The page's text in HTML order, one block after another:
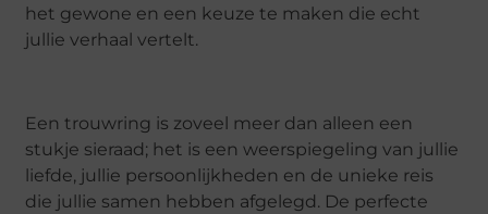
het gewone en een keuze te maken die echt
jullie verhaal vertelt.
Een trouwring is zoveel meer dan alleen een
stukje sieraad; het is een weerspiegeling van jullie
liefde, jullie persoonlijkheden en de unieke reis
die jullie samen hebben afgelegd. De perfecte